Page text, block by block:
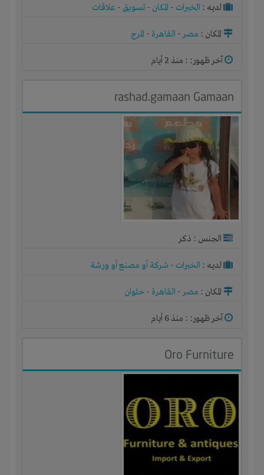
لديـه : الخبرات - المكان - تسويق - علاقات
المكان : مصر- القاهرة - المرج
آخر ظهور: : منذ 2 أيام
rashad.gamaan Gamaan
الجنس : ذكر
لديـه : الخبرات - شركة أو مصنع أو ورشة
المكان : مصر- القاهرة - حلوان
آخر ظهور: : منذ 6 أيام
Oro Furniture